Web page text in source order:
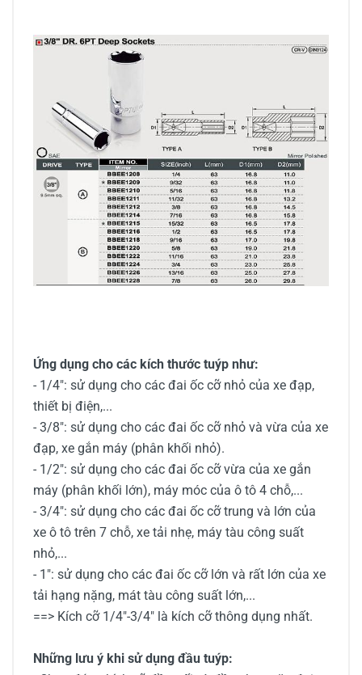
Ứng dụng cho các kích thước tuýp như:
- 1/4": sử dụng cho các đai ốc cỡ nhỏ của xe đạp,
thiết bị điện,...
- 3/8": sử dụng cho các đai ốc cỡ nhỏ và vừa của xe
đạp, xe gắn máy (phân khối nhỏ).
- 1/2": sử dụng cho các đai ốc cỡ vừa của xe gắn
máy (phân khối lớn), máy móc của ô tô 4 chỗ,...
- 3/4": sử dụng cho các đai ốc cỡ trung và lớn của
xe ô tô trên 7 chỗ, xe tải nhẹ, máy tàu công suất
nhỏ,...
- 1": sử dụng cho các đai ốc cỡ lớn và rất lớn của xe
tải hạng nặng, mát tàu công suất lớn,...
==> Kích cỡ 1/4"-3/4" là kích cỡ thông dụng nhất.
Những lưu ý khi sử dụng đầu tuýp: